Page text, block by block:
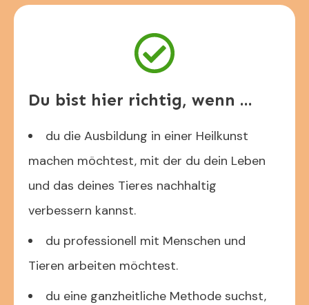
Du bist hier richtig, wenn ...
du die Ausbildung in einer Heilkunst
machen möchtest, mit der du dein Leben
und das deines Tieres nachhaltig
verbessern kannst.
du professionell mit Menschen und
Tieren arbeiten möchtest.
du eine ganzheitliche Methode suchst,